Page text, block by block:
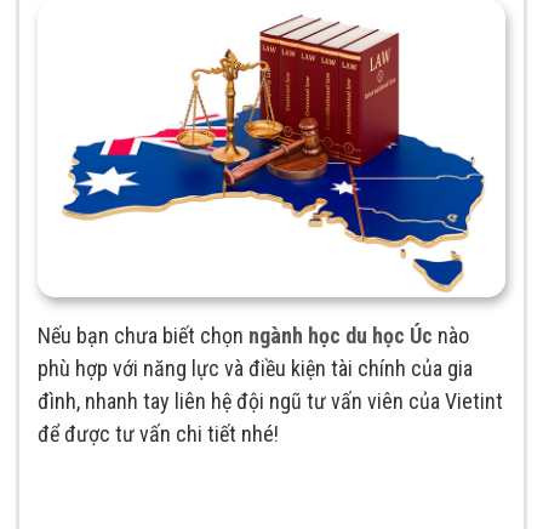
Nếu bạn chưa biết chọn ngành học du học Úc nào
phù hợp với năng lực và điều kiện tài chính của gia
đình, nhanh tay liên hệ đội ngũ tư vấn viên của Vietint
để được tư vấn chi tiết nhé!